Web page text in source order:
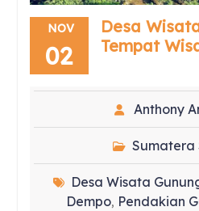
NOV
02
Desa
Tempat
Anthony
Sumatera
Desa Wisata
Dempo, Pendakian